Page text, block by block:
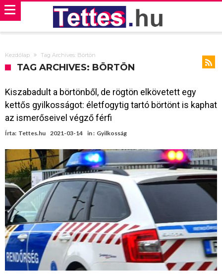
Kezdőlap Tag Archives: Börtön
TAG ARCHIVES: BÖRTÖN
Kiszabadult a börtönből, de rögtön elkövetett egy
kettős gyilkosságot: életfogytig tartó börtönt is kaphat
az ismerőseivel végző férfi
Írta: Tettes.hu 2021-03-14 in : Gyilkosság